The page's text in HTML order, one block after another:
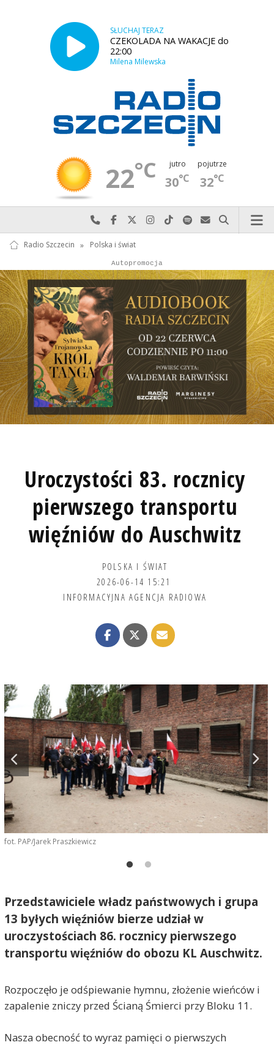
SŁUCHAJ TERAZ
CZEKOLADA NA WAKACJE do
22:00
Milena Milewska
22°C jutro
30°C
pojutrze
32°C
Najlepiej po prostu do nas zadzwoń
Odwiedź nas na Facebook-u
Odwiedź nas na X
Odwiedź nas na Instagram-ie
Odwiedź nas na TikTok-u
Szukaj nas na Spotify
Wyślij do nas
Szukaj
Radio Szczecin » Polska i świat
Reklama
Autopromocja
Uroczystości 83. rocznicy
pierwszego transportu
więźniów do Auschwitz
POLSKA I ŚWIAT
2026-06-14 15:21
INFORMACYJNA AGENCJA RADIOWA
fot. PAP/Jarek Praszkiewicz
Przedstawiciele władz państwowych i grupa
13 byłych więźniów bierze udział w
uroczystościach 86. rocznicy pierwszego
transportu więźniów do obozu KL Auschwitz.
Rozpoczęło je odśpiewanie hymnu, złożenie wieńców i
zapalenie zniczy przed Ścianą Śmierci przy Bloku 11.
Nasza obecność to wyraz pamięci o pierwszych